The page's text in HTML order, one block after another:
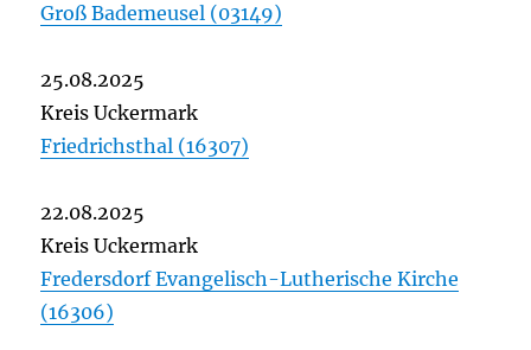
Groß Bademeusel (03149)
25.08.2025
Kreis Uckermark
Friedrichsthal (16307)
22.08.2025
Kreis Uckermark
Fredersdorf Evangelisch-Lutherische Kirche
(16306)